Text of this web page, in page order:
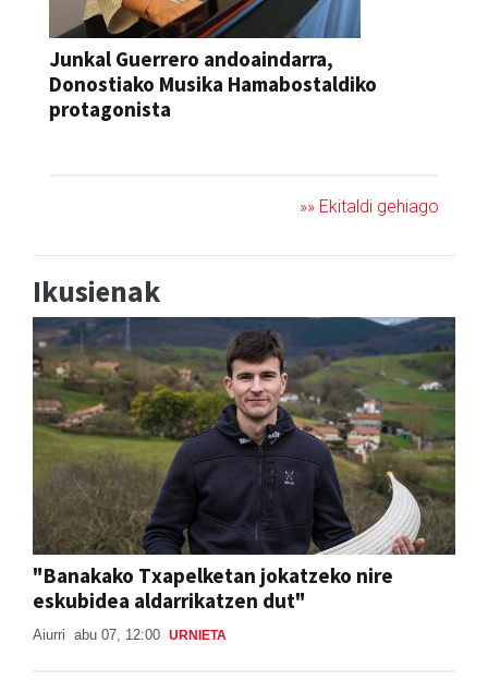
Junkal Guerrero andoaindarra,
Donostiako Musika Hamabostaldiko
protagonista
»» Ekitaldi gehiago
Ikusienak
"Banakako Txapelketan jokatzeko nire
eskubidea aldarrikatzen dut"
Aiurri abu 07, 12:00 URNIETA